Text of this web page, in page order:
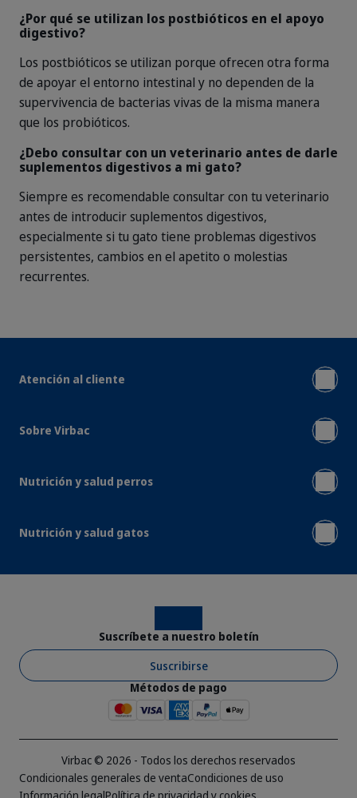
¿Por qué se utilizan los postbióticos en el apoyo
digestivo?
Los postbióticos se utilizan porque ofrecen otra forma
de apoyar el entorno intestinal y no dependen de la
supervivencia de bacterias vivas de la misma manera
que los probióticos.
¿Debo consultar con un veterinario antes de darle
suplementos digestivos a mi gato?
Siempre es recomendable consultar con tu veterinario
antes de introducir suplementos digestivos,
especialmente si tu gato tiene problemas digestivos
persistentes, cambios en el apetito o molestias
recurrentes.
Atención al cliente
Sobre Virbac
Nutrición y salud perros
Nutrición y salud gatos
Virbac © 2026 - Todos los derechos reservados
Condicionales generales de ventaCondiciones de uso
Suscríbete a nuestro boletín
Suscribirse
Métodos de pago